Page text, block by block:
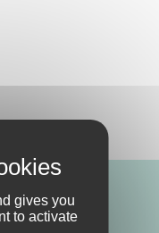
!gives you
to activate